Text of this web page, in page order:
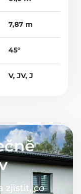
7,87 m
45°
V, JV, J
zjistit, co